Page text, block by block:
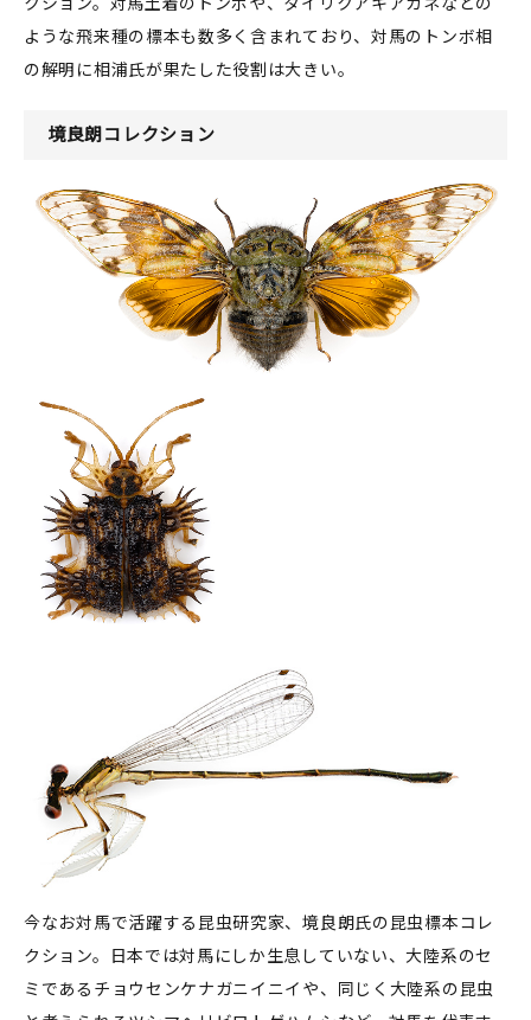
ような飛来種の標本も数多く含まれており、対馬のトンボ相
の解明に相浦氏が果たした役割は大きい。
境良朗コレクション
今なお対馬で活躍する昆虫研究家、境良朗氏の昆虫標本コレ
クション。日本では対馬にしか生息していない、大陸系のセ
ミであるチョウセンケナガニイニイや、同じく大陸系の昆虫